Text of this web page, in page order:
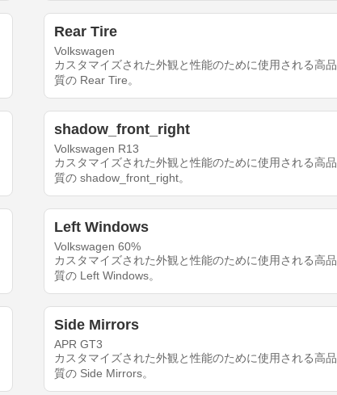
Rear Tire
Volkswagen
カスタマイズされた外観と性能のために使用される高品
質の Rear Tire。
shadow_front_right
Volkswagen R13
カスタマイズされた外観と性能のために使用される高品
質の shadow_front_right。
Left Windows
Volkswagen 60%
カスタマイズされた外観と性能のために使用される高品
質の Left Windows。
Side Mirrors
APR GT3
カスタマイズされた外観と性能のために使用される高品
質の Side Mirrors。